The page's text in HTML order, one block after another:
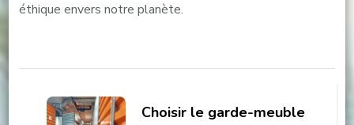
éthique envers notre planète.
d'article
Choisir le garde-meuble